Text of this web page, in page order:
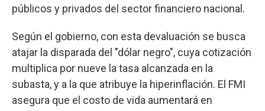
públicos y privados del sector financiero nacional.
Según el gobierno, con esta devaluación se busca
atajar la disparada del "dólar negro", cuya cotización
multiplica por nueve la tasa alcanzada en la
subasta, y a la que atribuye la hiperinflación. El FMI
asegura que el costo de vida aumentará en